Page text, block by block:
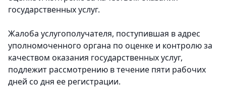
государственных услуг.
Жалоба услугополучателя, поступившая в адрес
уполномоченного органа по оценке и контролю за
качеством оказания государственных услуг,
подлежит рассмотрению в течение пяти рабочих
дней со дня ее регистрации.